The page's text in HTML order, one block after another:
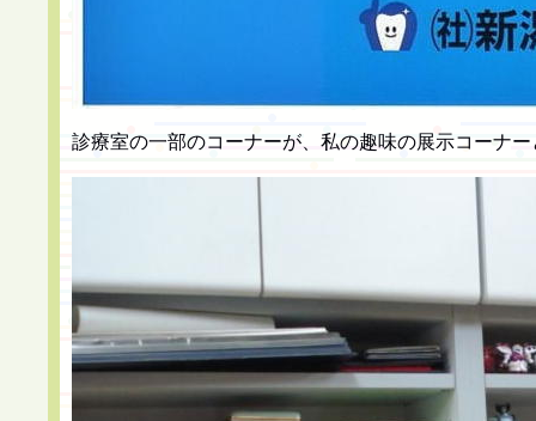
診療室の一部のコーナーが、私の趣味の展示コーナ